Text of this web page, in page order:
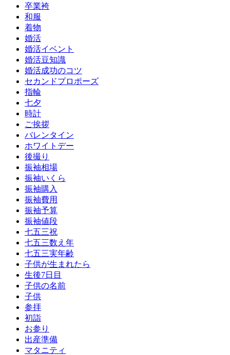
卒業袴
和服
着物
婚活
婚活イベント
婚活豆知識
婚活成功のコツ
セカンドプロポーズ
指輪
七夕
時計
ご挨拶
バレンタイン
ホワイトデー
後撮り
振袖相場
振袖いくら
振袖購入
振袖費用
振袖予算
振袖値段
七五三祝
七五三数え年
七五三実年齢
子供が生まれたら
生後7日目
子供の名前
子供
参拝
初詣
お参り
出産準備
マタニティ